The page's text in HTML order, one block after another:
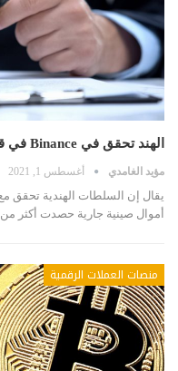
الهند تحقق في Binance في قضية غسل الأموال الصينية
مؤيد الغامدي أغسطس 1, 2021
أموال صينية جارية حصدت أكثر من 10 مليارات…
منصات العملات الرقمية